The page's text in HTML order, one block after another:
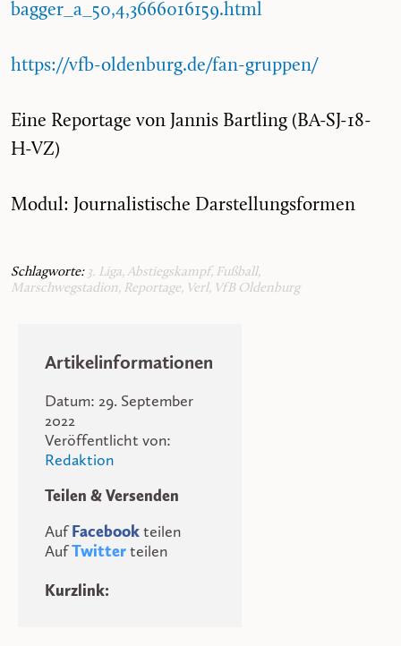
bagger_a_50,4,3666016159.html
https://vfb-oldenburg.de/fan-gruppen/
Eine Reportage von Jannis Bartling (BA-SJ-18-
H-VZ)
Modul: Journalistische Darstellungsformen
Schlagworte: 3. Liga, Abstiegskampf, Fußball,
Marschwegstadion, Reportage, Verl, VfB Oldenburg
Artikelinformationen
Datum: 29. September
2022
Veröffentlicht von:
Redaktion
Teilen & Versenden
AufFacebookteilen
AufTwitterteilen
Kurzlink: